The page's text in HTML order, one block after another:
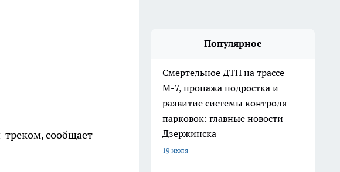
треком, сообщает
Популярное
Смертельное ДТП на трассе
М-7, пропажа подростка и
развитие системы контроля
парковок: главные новости
Дзержинска
19 июля